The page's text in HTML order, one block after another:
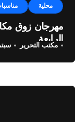
محلية
مهرجان زوق
الرابعة
مكتب التحرير سبتمبر